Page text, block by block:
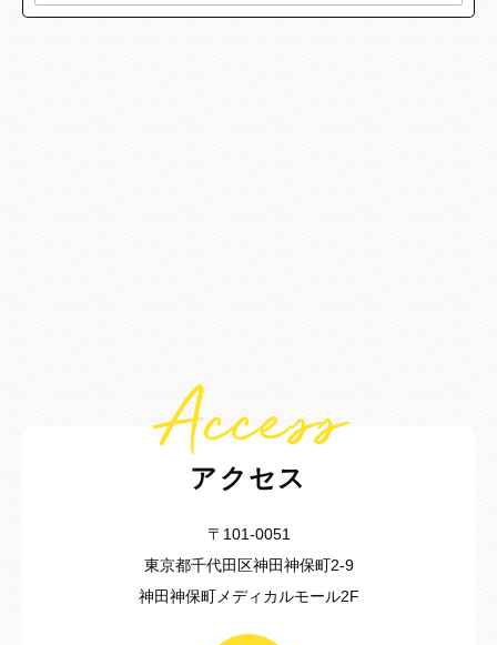
Access
アクセス
〒101-0051
東京都千代田区神田神保町2-9
神田神保町メディカルモール2F